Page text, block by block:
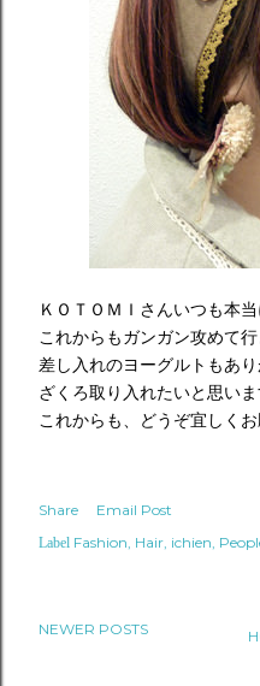
ＫＯＴＯＭＩさんいつも本
これからもガンガン攻めて
差し入れのヨーグルトもあ
ざくろ取り入れたいと思いま
これからも、どうぞ宜しく
Share Email Post
Label Fashion Hair ichien
NEWER POSTS